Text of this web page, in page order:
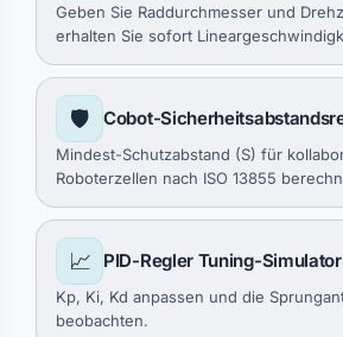
Geben Sie Raddurchmesser und
erhalten Sie sofort
🛡️ Cobot-
Mindest-Schutzabstand (S) für
Roboterzellen nach ISO 13855
📈 PID-Regler Tuning-Simulator
Kp, Ki, Kd anpassen und die
beobachten.